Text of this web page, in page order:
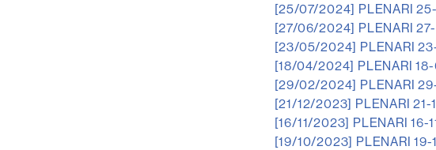
[25/07/2024] PLENARI
[27/06/2024] PLENARI
[23/05/2024] PLENARI
[18/04/2024] PLENARI
[29/02/2024] PLENARI
[21/12/2023] PLENARI
[16/11/2023] PLENARI 16-
[19/10/2023] PLENARI